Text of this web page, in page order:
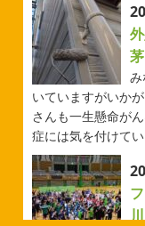
いていますがいか
さんも一生懸命が
症には気を付けて